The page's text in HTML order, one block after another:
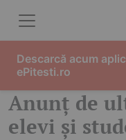
Anunț de
elevi și
Descarcă acum
ePitesti.ro